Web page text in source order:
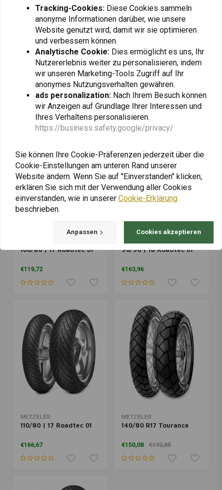
METZELER
110/80 | 19 Tourance
€159,03
METZELER
90/90 | 21 Tournee
€149,06
100/80 | 17 Roadtec 01
€119,72
90/90 | 18 Roadtec 01
€163,96
METZELER
110/80 | 17 Roadtec 01
€166,67
METZELER
140/80 R17 Tourance
€150,08 €192,85
Tracking-Cookies: Diese Cookies sammeln
anonyme Informationen darüber, wie unsere
Website genutzt wird, damit wir sie optimieren
und verbessern können.
Analytische Cookie: Dies ermöglicht es uns, Ihr
Nutzererlebnis weiter zu personalisieren, indem
wir unseren Marketing-Tools Zugriff auf Ihr
anonymes Nutzungsverhalten gewähren.
ads personalization: Nach Ihrem Besuch können
wir Anzeigen auf Grundlage Ihrer Interessen und
Ihres Verhaltens personalisieren.
https://business.safety.google/privacy/
Sie können Ihre Cookie-Präferenzen jederzeit über die
Cookie-Einstellungen am unteren Rand unserer
Website ändern. Wenn Sie auf "Einverstanden" klicken,
erklären Sie sich mit der Verwendung aller Cookies
einverstanden, wie in unserer Cookie-Erklärung
beschrieben.
Anpassen Cookies akzeptieren